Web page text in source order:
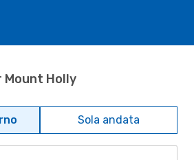
Mount Holly
Sola andata